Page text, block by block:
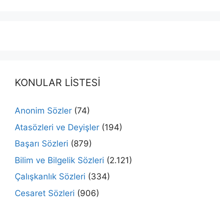
KONULAR LİSTESİ
Anonim Sözler (74)
Atasözleri ve Deyişler (194)
Başarı Sözleri (879)
Bilim ve Bilgelik Sözleri (2.121)
Çalışkanlık Sözleri (334)
Cesaret Sözleri (906)